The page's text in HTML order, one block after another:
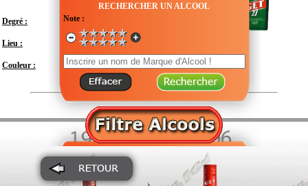
RECHERCHER UN ALCOOL
Note :
Degré :
Lieu : France - Occitanie - Gard - Beaucaire
Couleur :